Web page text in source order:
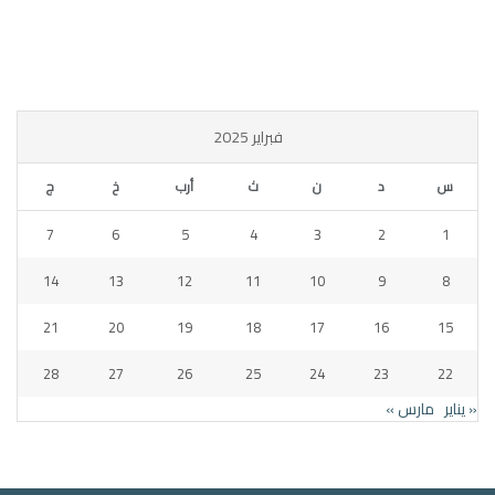
فبراير 2025
س د ن ث أرب خ ج
1
2
3
4
5
6
7
8
9
10
11
12
13
14
15
16
17
18
19
20
21
22
23
24
25
26
27
28
« يناير مارس »